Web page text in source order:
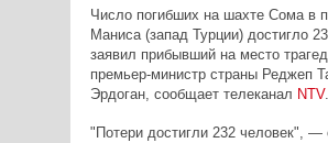
Число погибших на шахте Сома в
Маниса (запад Турции) достигло
заявил прибывший на место
премьер-министр страны Реджеп
Эрдоган, сообщает телеканал NTV.
"Потери достигли 232 человек", —